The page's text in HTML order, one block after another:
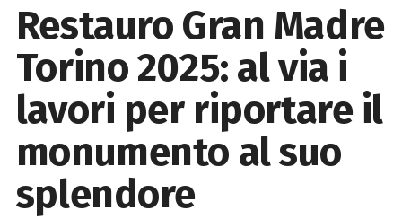
Restauro Gran Madre
Torino 2025: al via i
lavori per riportare il
monumento al suo
splendore